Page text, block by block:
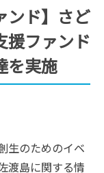
ンド】さど
援ファンド
を実施
生のためのイベ
渡島に関する情